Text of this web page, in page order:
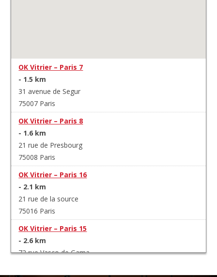
OK Vitrier – Paris 7
- 1.5 km
31 avenue de Segur
75007 Paris
OK Vitrier – Paris 8
- 1.6 km
21 rue de Presbourg
75008 Paris
OK Vitrier – Paris 16
- 2.1 km
21 rue de la source
75016 Paris
OK Vitrier – Paris 15
- 2.6 km
72 rue Vasco de Gama